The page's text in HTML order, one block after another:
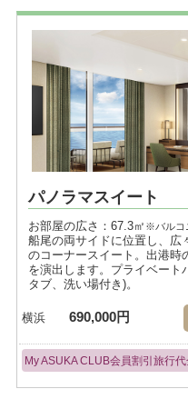
パノラマスイート
お部屋の広さ：67.3㎡ ※バルコ
船尾の両サイドに位置し、広
のコーナースイート。出港時
を演出します。プライベート
タブ、洗い場付き)。
横浜 690,000円
My ASUKA CLUB会員割引旅行